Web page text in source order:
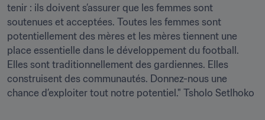
tenir : ils doivent s’assurer que les femmes sont
soutenues et acceptées. Toutes les femmes sont
potentiellement des mères et les mères tiennent une
place essentielle dans le développement du football.
Elles sont traditionnellement des gardiennes. Elles
construisent des communautés. Donnez-nous une
chance d’exploiter tout notre potentiel." Tsholo Setlhoko